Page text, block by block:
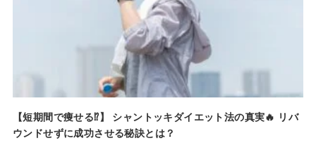
【短期間で痩せる⁉️】 シャントッキダイエット法の真実🔥 リバ
ウンドせずに成功させる秘訣とは？